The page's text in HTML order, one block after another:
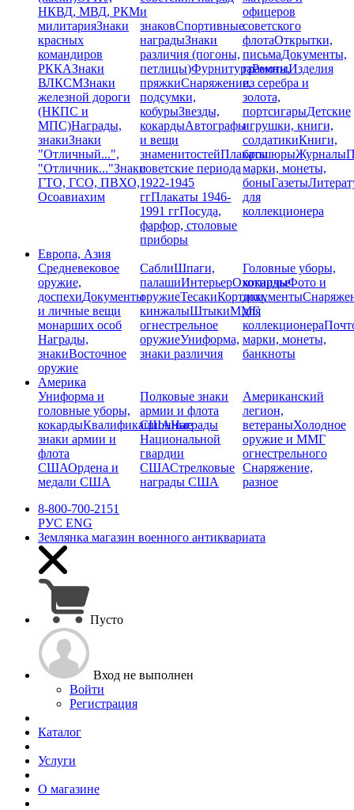
НКВД, МВД, РКМ
милитарияЗнаки
красных
командиров
РККАЗнаки
ВЛКСМЗнаки
железной дороги
(НКПС и
МПС)Награды,
знакиЗнаки
"Отличный...",
"Отличник..."Знаки
ГТО, ГСО, ПВХО,
Осоавиахим
и
знаковСпортивные
наградыЗнаки
различия (погоны,
петлицы)ФурнитураРемни,
пряжкиСнаряжение,
подсумки,
кобурыЗвезды,
кокардыАвтографы
и вещи
знаменитостейПлакаты
советские периода
1922-1945
ггПлакаты 1946-
1991 ггПосуда,
фарфор, столовые
приборы
офицеров
советского
флотаОткрытки,
письмаДокументы,
грамотыИзделия
из серебра и
золота,
портсигарыДетские
игрушки, книги,
солдатикиКниги,
брошюрыЖурналы
марки, монеты,
боныГазеты
для
коллекционера
Европа, Азия
Средневековое
оружие,
доспехиДокументы
и личные вещи
монарших особ
Награды,
знакиВосточное
оружие
СаблиШпаги,
палашиИнтерьерОхотничье
оружиеТесакиКортики,
кинжалыШтыкиММГ,
огнестрельное
оружиеУниформа,
знаки различия
Головные уборы,
кокардыФото и
документы
для
коллекционера
марки, монеты,
банкноты
Америка
Униформа и
головные уборы,
кокардыКвалификационные
знаки армии и
флота
СШАОрдена и
медали США
Полковые знаки
армии и флота
СШАНаграды
Национальной
гвардии
СШАСтрелковые
награды США
Американский
легион,
ветераныХолодное
оружие и ММГ
огнестрельного
Снаряжение,
разное
8-800-700-2151
РУС ENG
Землянка магазин военного антиквариата
Пусто
Вход не выполнен
Войти
Регистрация
Каталог
Услуги
О магазине